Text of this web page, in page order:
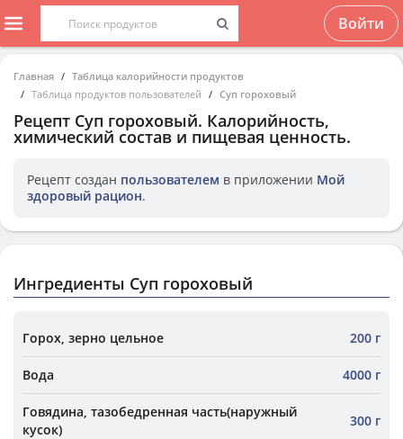
Войти
Главная
Таблица калорийности продуктов
Таблица продуктов пользователей
Суп гороховый
Рецепт Суп гороховый. Калорийность,
химический состав и пищевая ценность.
Рецепт создан пользователем в приложении Мой
здоровый рацион.
Ингредиенты Суп гороховый
Горох, зерно цельное 200 г
Вода 4000 г
Говядина, тазобедренная часть(наружный
кусок)
300 г